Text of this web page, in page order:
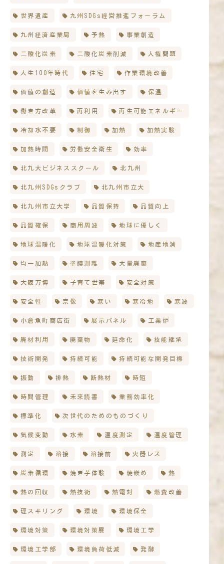
世界遺産 九州SDGs経営推進フォーラム
九州経済産業局 予熱 事業創造
二酸化炭素 二酸化炭素削減 人権問題
人生100年時代 住宅 作業環境改善
価値の創造 価値を生み出す 保温
働き方改革 再利用 再生可能エネルギー
冷却水不要 制御 加熱 加熱実験
加熱時間 労働安全衛生 効率
北九大ビジネススクール 北九州
北九州SDGsクラブ 北九州市立大
北九州市立大学 品質保持 品質向上
品質確保 商用周波 地球に優しく
地球温暖化 地球温暖化対策 地産地消
均一加熱 塗膜剥離 大量廃棄
大阪万博 子育て世帯 安全対策
安全性 宗像 寒い 寒冷地 寒波
小倉魚町商店街 展示パネル 工業炉
廃材利用 廃棄物 延命化 技能継承
技術開発 持続可能 持続可能な開発目標
振動 排熱 断熱材 時短
時間管理 未来読書 業務効率化
標準化 次世代のためのものづくり
気候変動 水素 温度測定 温度管理
測定 溶接 溶接前 火器レス
炭素循環 焼き芋体験 焼嵌め 熱
熱の回収 熱技術 熱電対 燃費改善
理スキリング 環境 環境保全
環境対策 環境対策展 環境工学
環境工学部 環境負荷低減 発酵